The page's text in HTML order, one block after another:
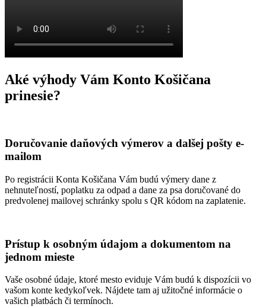
Aké výhody Vám Konto Košičana
prinesie?
Doručovanie daňových výmerov a dalšej pošty e-
mailom
Po registrácii Konta Košičana Vám budú výmery dane z
nehnuteľností, poplatku za odpad a dane za psa doručované do
predvolenej mailovej schránky spolu s QR kódom na zaplatenie.
Prístup k osobným údajom a dokumentom na
jednom mieste
Vaše osobné údaje, ktoré mesto eviduje Vám budú k dispozícii vo
vašom konte kedykoľvek. Nájdete tam aj užitočné informácie o
vašich platbách či termínoch.